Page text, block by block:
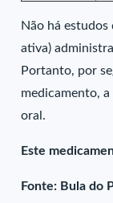
Não há estudos
ativa)
Portanto, por
medicamento,
oral.
Este
Fonte: Bula do